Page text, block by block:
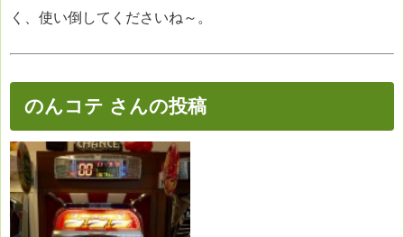
く、使い倒してくださいね～。
のんコテ さんの投稿